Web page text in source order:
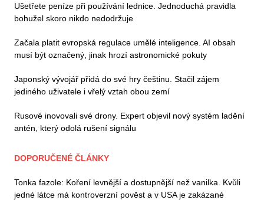
Ušetřete peníze při používání lednice. Jednoduchá pravidla
bohužel skoro nikdo nedodržuje
Začala platit evropská regulace umělé inteligence. AI obsah
musí být označený, jinak hrozí astronomické pokuty
Japonský vývojář přidá do své hry češtinu. Stačil zájem
jediného uživatele i vřelý vztah obou zemí
Rusové inovovali své drony. Expert objevil nový systém ladění
antén, který odolá rušení signálu
DOPORUČENÉ ČLÁNKY
Tonka fazole: Koření levnější a dostupnější než vanilka. Kvůli
jedné látce má kontroverzní pověst a v USA je zakázané